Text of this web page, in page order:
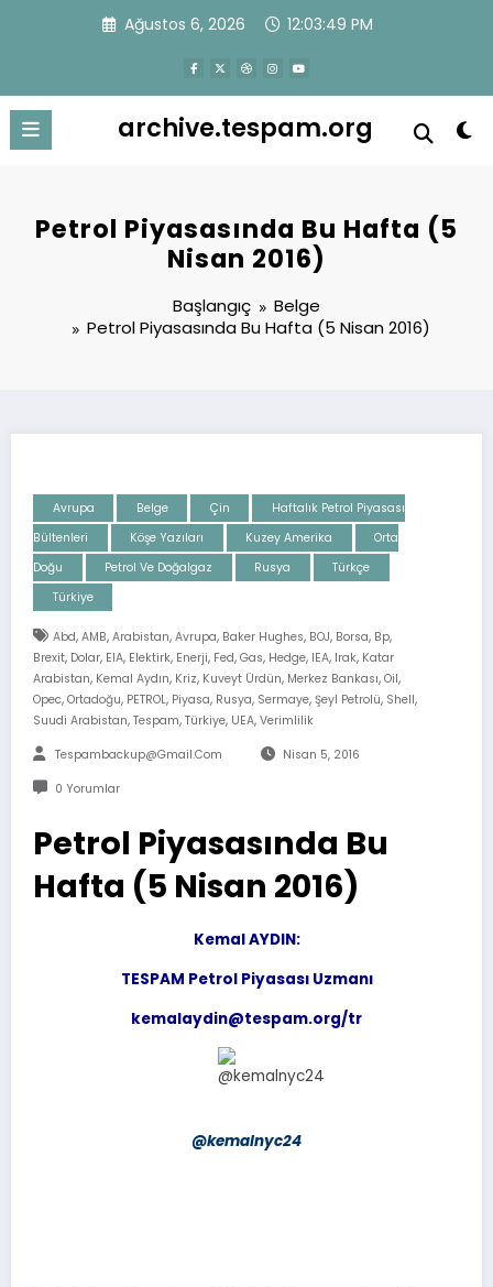
Ağustos 6, 2026 12:03:49 PM
archive.tespam.org
Petrol Piyasasında Bu Hafta (5
Nisan 2016)
Başlangıç
Belge
Petrol Piyasasında Bu Hafta (5 Nisan 2016)
Avrupa Belge Çin
Haftalık Petrol Piyasası
Bültenleri
Köşe Yazıları Kuzey Amerika
Orta
Doğu
Petrol Ve Doğalgaz Rusya
Türkçe
Türkiye
Abd, AMB, Arabistan, Avrupa, Baker Hughes, BOJ, Borsa, Bp,
Brexit, Dolar, EIA, Elektirk, Enerji, Fed, Gas, Hedge, IEA, Irak, Katar
Arabistan, Kemal Aydın, Kriz, Kuveyt Ürdün, Merkez Bankası, Oil,
Opec, Ortadoğu, PETROL, Piyasa, Rusya, Sermaye, Şeyl Petrolü, Shell,
Suudi Arabistan, Tespam, Türkiye, UEA, Verimlilik
Tespambackup@gmail.com Nisan 5, 2016
0 Yorumlar
Petrol Piyasasında Bu
Hafta (5 Nisan 2016)
Kemal AYDIN:
TESPAM Petrol Piyasası Uzmanı
kemalaydin@tespam.org/tr
@kemalnyc24